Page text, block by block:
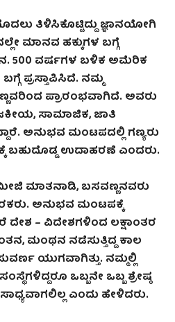
ತಿಳಿಸಿಕೊಟ್ಟಿದ್ದು ಜ್ಞಾನಯೋಗಿ
ಮಾನವ ಹಕ್ಕುಗಳ ಬಗ್ಗೆ
500 ವರ್ಷಗಳ ಬಳಿಕ ಅಮೆರಿಕ
ಪ್ರಸ್ತಾಪಿಸಿದೆ. ನಮ್ಮ
ಪ್ರಾರಂಭವಾಗಿದೆ. ಅವರು
,ಸಾಮಾಜಿಕ,ಜಾತಿ
ಅನುಭವ ಮಂಟಪದಲ್ಲಿ ಗಣ್ಯರು
ಬಹುದೊಡ್ಡ ಉದಾಹರಣೆ ಎಂದರು.
ಮಾತನಾಡಿ,ಬಸವಣ್ಣನವರು
ಅನುಭವ ಮಂಟಪಕ್ಕೆ
ದೇಶ – ವಿದೇಶಗಳಿಂದ ಲಕ್ಷಾಂತರ
,ಮಂಥನ ನಡೆಸುತ್ತಿದ್ದ ಕಾಲ
ಯುಗವಾಗಿತ್ತು. ನಮ್ಮಲ್ಲಿ
ಒಬ್ಬನೇ ಒಬ್ಬ ಶ್ರೇಷ್ಠ
ಎಂದು ಹೇಳಿದರು.